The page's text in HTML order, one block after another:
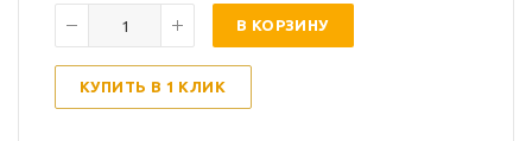
В КОРЗИНУ
КУПИТЬ В 1 КЛИК